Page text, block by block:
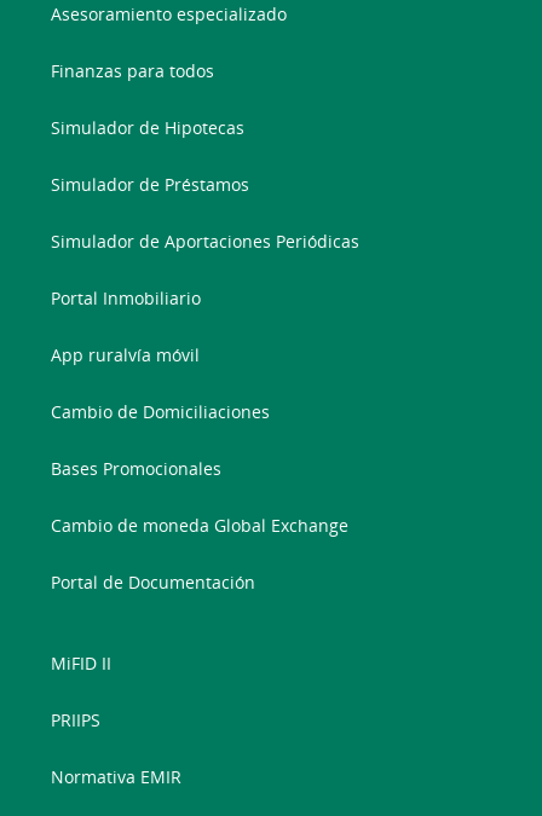
Asesoramiento especializado
Finanzas para todos
Simulador de Hipotecas
Simulador de Préstamos
Simulador de Aportaciones Periódicas
Portal Inmobiliario
App ruralvía móvil
Cambio de Domiciliaciones
Bases Promocionales
Cambio de moneda Global Exchange
Portal de Documentación
MiFID II
PRIIPS
Normativa EMIR